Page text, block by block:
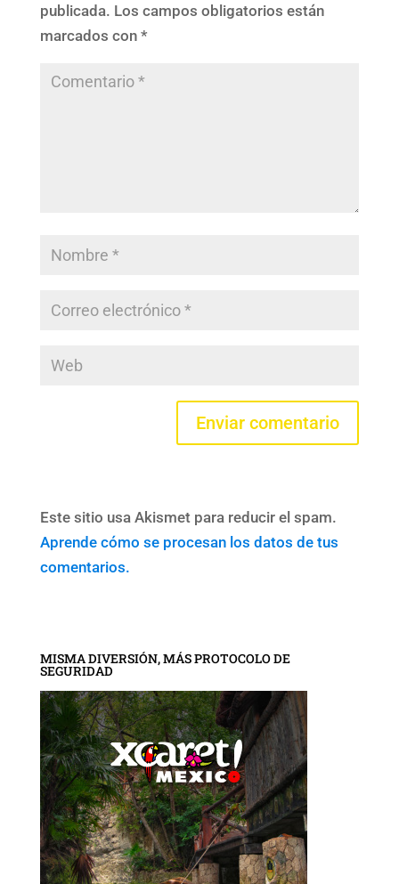
publicada. Los campos obligatorios están
marcados con *
Este sitio usa Akismet para reducir el spam.
Aprende cómo se procesan los datos de tus
comentarios.
MISMA DIVERSIÓN, MÁS PROTOCOLO DE
SEGURIDAD